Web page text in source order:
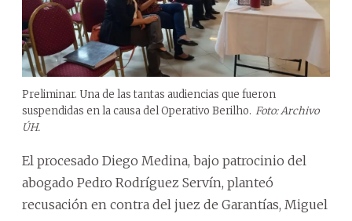
Preliminar. Una de las tantas audiencias que fueron
suspendidas en la causa del Operativo Berilho. Foto: Archivo
ÚH.
El procesado Diego Medina, bajo patrocinio del
abogado Pedro Rodríguez Servín, planteó
recusación en contra del juez de Garantías, Miguel